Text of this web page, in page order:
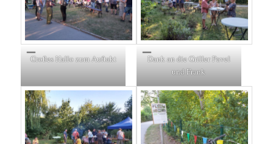
Großes Hallo zum Auftakt
Dank an die Griller Pavel
und Frank